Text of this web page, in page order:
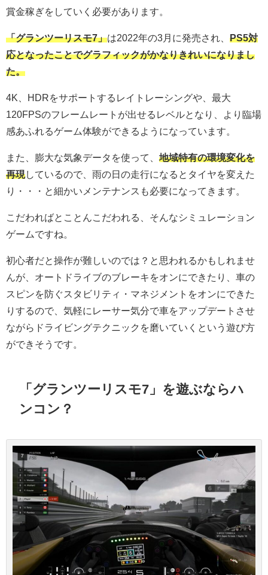
賞金稼ぎをしていく必要があります。
「グランツーリスモ7」は2022年の3月に発売され、 PS5対
応となったことでグラフィックがかなりきれいになりまし
た。
4K、HDRをサポートするレイトレーシングや、最大
120FPSのフレームレートが出せるレベルとなり、より臨場
感あふれるゲーム体験ができるようになっています。
また、膨大な気象データを使って、 地域特有の環境変化を
再現しているので、雨の日の走行になるとタイヤを変えた
り・・・と細かいメンテナンスも必要になってきます。
こだわればとことんこだわれる、そんなシミュレーション
ゲームですね。
初心者だと操作が難しいのでは？と思われるかもしれませ
んが、オートドライブのブレーキをオンにできたり、車の
スピンを防ぐスタビリティ・マネジメントをオンにできた
りするので、気軽にレーサー気分で車をアップデートさせ
ながらドライビングテクニックを磨いていくという遊び方
ができそうです。
「グランツーリスモ7」を遊ぶならハ
ンコン？